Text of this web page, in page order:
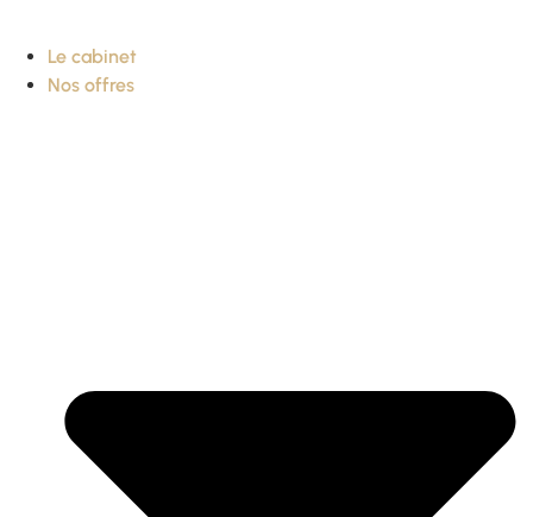
Le cabinet
Nos offres